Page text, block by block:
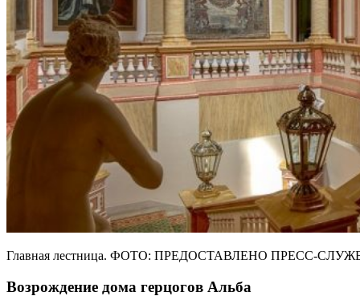
Главная лестница. ФОТО: ПРЕДОСТАВЛЕНО ПРЕСС-
Возрождение дома герцогов Альба